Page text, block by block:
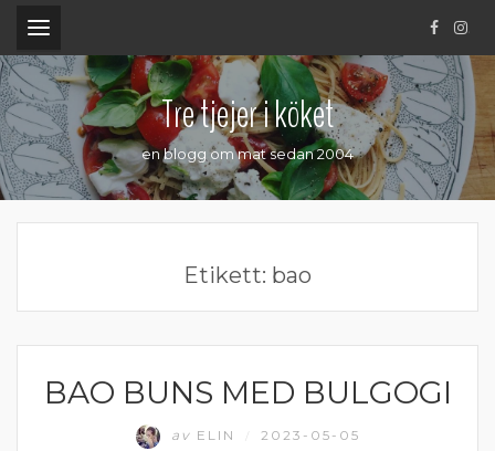
.
Tre tjejer i köket
en blogg om mat sedan 2004
Etikett: bao
FLÄSKKÖTT
BAO BUNS MED BULGOGI
av ELIN 2023-05-05